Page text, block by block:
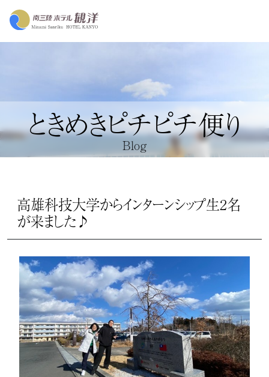
ときめきピチピチ便り
Blog
高雄科技大学からインターンシップ生2名
が来ました♪